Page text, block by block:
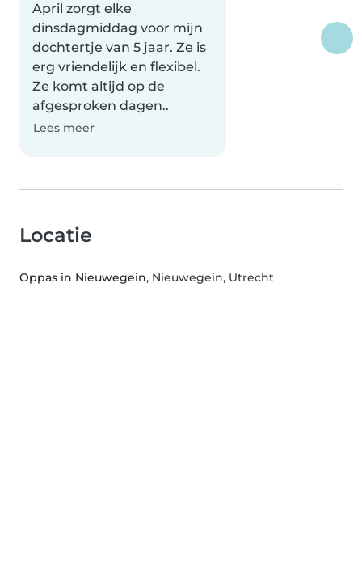
April zorgt elke
dinsdagmiddag voor mijn
dochtertje van 5 jaar. Ze is
erg vriendelijk en flexibel.
Ze komt altijd op de
afgesproken dagen..
Lees meer
Locatie
Oppas in Nieuwegein, Nieuwegein, Utrecht